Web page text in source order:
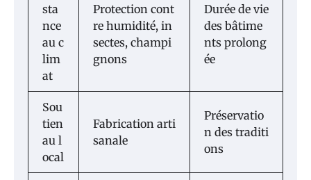
sta
nce
au c
lim
at
Protection cont
re humidité, in
sectes, champi
gnons
Durée de vie
des bâtime
nts prolong
ée
Sou
tien
au l
ocal
Fabrication arti
sanale
Préservatio
n des traditi
ons